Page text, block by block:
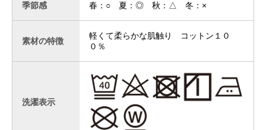
季節感 春：○ 夏：◎ 秋：△ 冬：×
素材の特徴
軽くて柔らかな肌触り コットン１０
０％
洗濯表示